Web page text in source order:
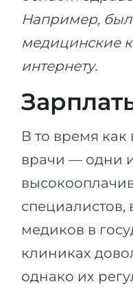
Например,
медицинские
интернету.
В то время как
врачи — одни
специалистов,
медиков в
клиниках
однако их